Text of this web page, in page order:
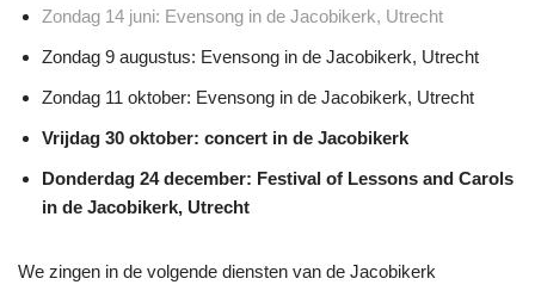
Zondag 14 juni: Evensong in de Jacobikerk, Utrecht
Zondag 9 augustus: Evensong in de Jacobikerk, Utrecht
Zondag 11 oktober: Evensong in de Jacobikerk, Utrecht
Vrijdag 30 oktober: concert in de Jacobikerk
Donderdag 24 december: Festival of Lessons and Carols
in de Jacobikerk, Utrecht
We zingen in de volgende diensten van de Jacobikerk